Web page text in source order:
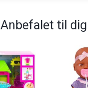
Anbefalet til dig